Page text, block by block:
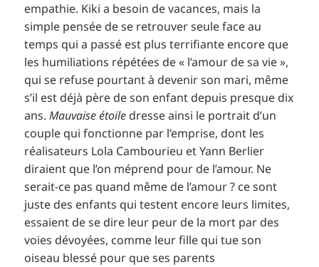
empathie. Kiki a besoin de vacances, mais la
simple pensée de se retrouver seule face au
temps qui a passé est plus terrifiante encore que
les humiliations répétées de « l’amour de sa vie »,
qui se refuse pourtant à devenir son mari, même
s’il est déjà père de son enfant depuis presque dix
ans.Mauvaise étoile dresse ainsi le portrait d’un
couple qui fonctionne par l’emprise, dont les
réalisateurs Lola Cambourieu et Yann Berlier
diraient que l’on méprend pour de l’amour. Ne
serait-ce pas quand même de l’amour ? ce sont
juste des enfants qui testent encore leurs limites,
essaient de se dire leur peur de la mort par des
voies dévoyées, comme leur fille qui tue son
oiseau blessé pour que ses parents